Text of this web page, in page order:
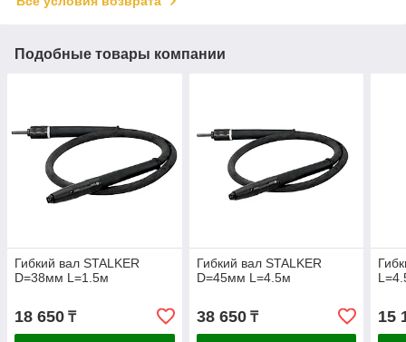
Подобные товары компании
Гибкий вал STALKER
D=38мм L=1.5м
18 650 ₸
Гибкий вал STALKER
D=45мм L=4.5м
38 650₸ 15